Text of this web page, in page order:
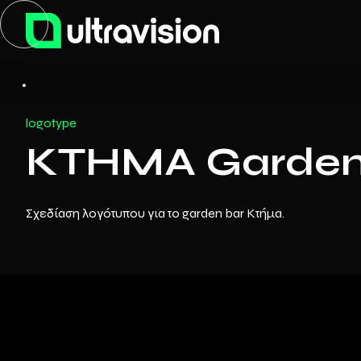
logotype
ΚΤΗΜΑ
Σχεδίαση λογότυπου για το garden bar Κτήμα.